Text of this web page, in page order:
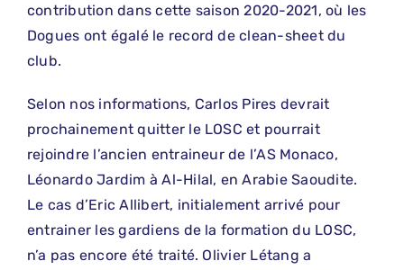
contribution dans cette saison 2020-2021, où les
Dogues ont égalé le record de clean-sheet du
club.
Selon nos informations, Carlos Pires devrait
prochainement quitter le LOSC et pourrait
rejoindre l’ancien entraineur de l’AS Monaco,
Léonardo Jardim à Al-Hilal, en Arabie Saoudite.
Le cas d’Eric Allibert, initialement arrivé pour
entrainer les gardiens de la formation du LOSC,
n’a pas encore été traité. Olivier Létang a